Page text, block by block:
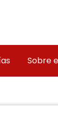
Sobre